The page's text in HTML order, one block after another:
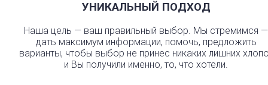
УНИКАЛЬНЫЙ ПОДХОД
Наша цель — ваш правильный выбор. Мы стремимся —
дать максимум информации, помочь, предложить
варианты, чтобы выбор не принес никаких лишних
и Вы получили именно, то, что хотели.